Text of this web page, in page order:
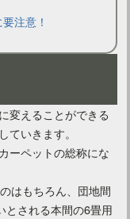
ームの効果は？
注意！
変えることができる
ていきます。
ーペットの総称にな
はもちろん、団地間
とされる本間の6畳用